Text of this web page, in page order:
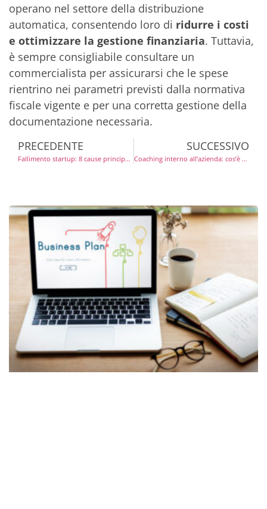
operano nel settore della distribuzione
automatica, consentendo loro di ridurre i costi
e ottimizzare la gestione finanziaria. Tuttavia,
è sempre consigliabile consultare un
commercialista per assicurarsi che le spese
rientrino nei parametri previsti dalla normativa
fiscale vigente e per una corretta gestione della
documentazione necessaria.
PRECEDENTE
Fallimento startup: 8 cause principali e cosa fare per evitarlo
SUCCESSIVO
Coaching interno all’azienda: cos’è e quali sono i benefici